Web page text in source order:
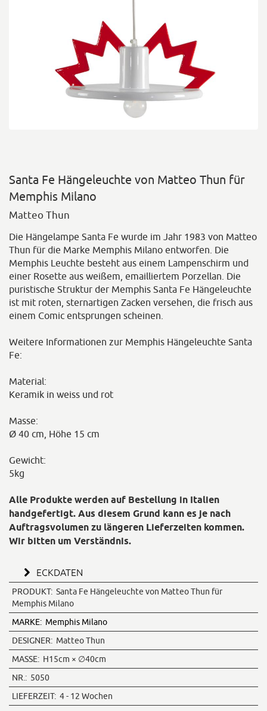
Santa Fe Hängeleuchte von Matteo Thun für
Memphis Milano
Matteo Thun
Die Hängelampe Santa Fe wurde im Jahr 1983 von Matteo
Thun für die Marke Memphis Milano entworfen. Die
Memphis Leuchte besteht aus einem Lampenschirm und
einer Rosette aus weißem, emailliertem Porzellan. Die
puristische Struktur der Memphis Santa Fe Hängeleuchte
ist mit roten, sternartigen Zacken versehen, die frisch aus
einem Comic entsprungen scheinen.
Weitere Informationen zur Memphis Hängeleuchte Santa
Fe:
Material:
Keramik in weiss und rot
Masse:
Ø 40 cm, Höhe 15 cm
Gewicht:
5kg
Alle Produkte werden auf Bestellung in Italien
handgefertigt. Aus diesem Grund kann es je nach
Auftragsvolumen zu längeren Lieferzeiten kommen.
Wir bitten um Verständnis.
ECKDATEN
PRODUKT: Santa Fe Hängeleuchte von Matteo Thun für
Memphis Milano
MARKE: Memphis Milano
DESIGNER: Matteo Thun
MASSE: H15cm × ∅40cm
NR.: 5050
LIEFERZEIT: 4 - 12 Wochen